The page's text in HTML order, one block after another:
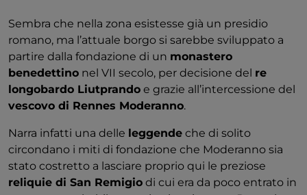
Sembra che nella zona esistesse già un presidio
romano, ma l’attuale borgo si sarebbe sviluppato a
partire dalla fondazione di un monastero
benedettino nel VII secolo, per decisione del re
longobardo Liutprando e grazie all’intercessione del
vescovo di Rennes Moderanno.
Narra infatti una delle leggende che di solito
circondano i miti di fondazione che Moderanno sia
stato costretto a lasciare proprio qui le preziose
reliquie di San Remigio di cui era da poco entrato in